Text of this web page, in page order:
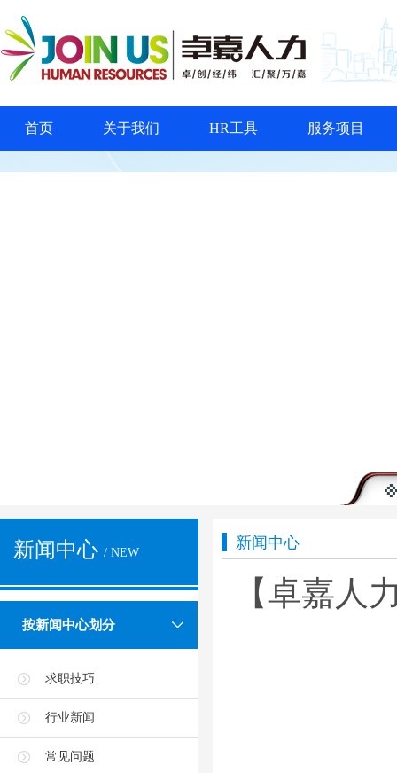
首页 关于我们 HR工具 服务项目
新闻中心 / NEW
按新闻中心划分
求职技巧
行业新闻
常见问题
新闻中心
【卓嘉人